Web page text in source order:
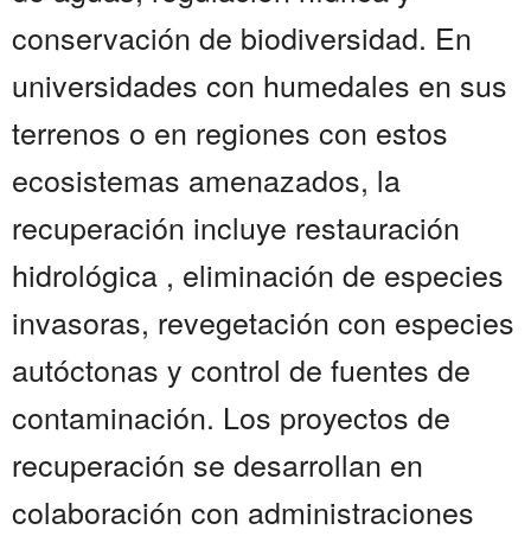
conservación de biodiversidad. En
universidades con humedales en sus
terrenos o en regiones con estos
ecosistemas amenazados, la
recuperación incluye restauración
hidrológica , eliminación de especies
invasoras, revegetación con especies
autóctonas y control de fuentes de
contaminación. Los proyectos de
recuperación se desarrollan en
colaboración con administraciones